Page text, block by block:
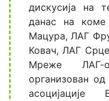
дискусија на
данас на коме
Мацура, ЛАГ
Ковач, ЛАГ
Мреже ЛАГ-
организован од